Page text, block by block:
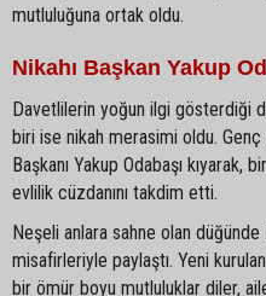
mutluluğuna ortak oldu.
Nikahı Başkan Yakup
Davetlilerin yoğun ilgi gösterdiği
biri ise nikah merasimi oldu. Genç
Başkanı Yakup Odabaşı
evlilik cüzdanını takdim etti.
Neşeli anlara sahne olan
misafirleriyle paylaştı. Yeni
bir ömür boyu mutluluklar diler,